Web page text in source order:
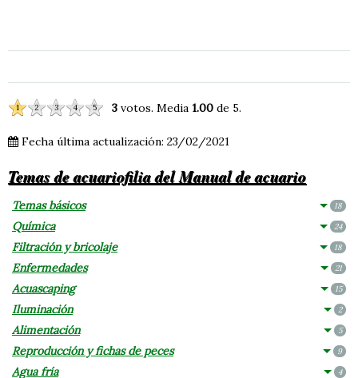
1 2 3 4 5 3 votos. Media 1.00 de 5.
Fecha última actualización: 23/02/2021
Temas de acuariofilia del Manual de acuario
Temas básicos 18
Química 24
Filtración y bricolaje 18
Enfermedades 21
Acuascaping 15
Iluminación 2
Alimentación 5
Reproducción y fichas de peces 9
Agua fría 4